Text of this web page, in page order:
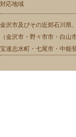
対応地域
金沢市及びその近郊石川県
（金沢市・野々市市・白
宝達志水町・七尾市・中能